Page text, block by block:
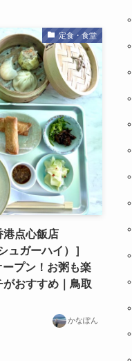
定食・食堂
港点心飯店
ュガーハイ）］
プン！お粥も楽
がおすすめ｜鳥取
かなぽん